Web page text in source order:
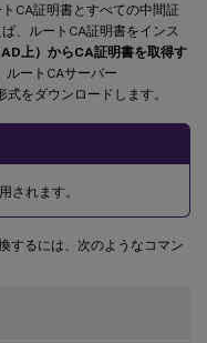
CA証明書とすべての中間証
、ルートCA証明書をインス
上）からCA証明書を取得す
ルートCAサーバー
式をダウンロードします。
されます。
するには、次のようなコマン